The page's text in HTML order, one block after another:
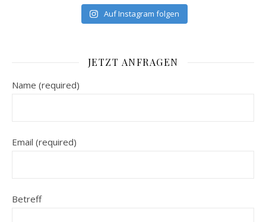
Auf Instagram folgen
JETZT ANFRAGEN
Name (required)
Email (required)
Betreff